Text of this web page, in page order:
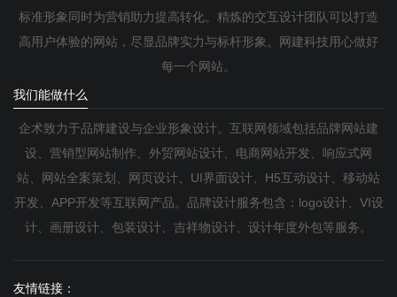
标准形象同时为营销助力提高转化。精炼的交互设计团队可以打造
高用户体验的网站，尽显品牌实力与标杆形象。网建科技用心做好
每一个网站。
我们能做什么
企术致力于品牌建设与企业形象设计。互联网领域包括品牌网站建
设、营销型网站制作、外贸网站设计、电商网站开发、响应式网
站、网站全案策划、网页设计、UI界面设计、H5互动设计、移动站
开发、APP开发等互联网产品。品牌设计服务包含：logo设计、VI设
计、画册设计、包装设计、吉祥物设计、设计年度外包等服务。
友情链接：